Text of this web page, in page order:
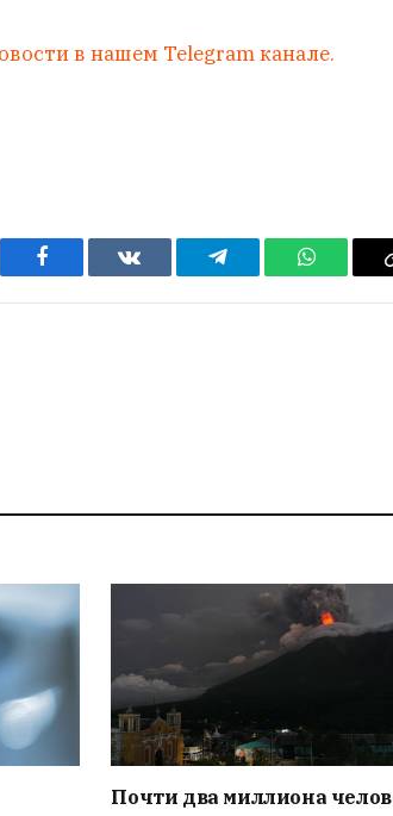
в нашем Telegram канале.
Facebook VKontakteTelegram
Почти два миллиона